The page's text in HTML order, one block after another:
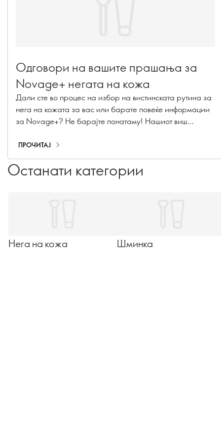
Одговори на вашите прашања за
Novage+ негата на кожа
Дали сте во процес на избор на вистинската рутина за
нега на кожата за вас или барате повеќе информации
за Novage+? Не барајте понатаму! Нашиот виш
врвен експерт за нега на кожата, Каролин Шарпентие,
одговори на вашите најитните прашања за Novage+!
ПРОЧИТАЈ
Останати категории
Нега на кожа Шминка